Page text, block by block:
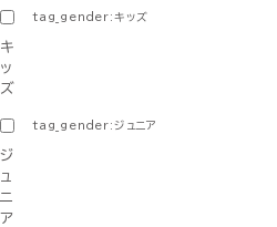
tag_gender:キッズ
キ
ッ
ズ
tag_gender:ジュニア
ジ
ュ
ニ
ア